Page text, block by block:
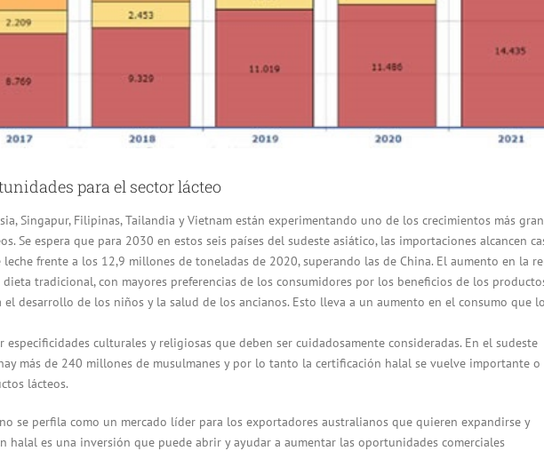
para el sector lácteo
Singapur, Filipinas, Tailandia y Vietnam están experimentando uno de los crecimientos más
Se espera que para 2030 en estos seis países del sudeste asiático, las importaciones alcancen
frente a los 12,9 millones de toneladas de 2020, superando las de China. El aumento en la
tradicional, con mayores preferencias de los consumidores por los beneficios de los
el desarrollo de los niños y la salud de los ancianos. Esto lleva a un aumento en el consumo que
especificidades culturales y religiosas que deben ser cuidadosamente consideradas. En el sudeste
más de 240 millones de musulmanes y por lo tanto la certificación halal se vuelve importante
lácteos.
se perfila como un mercado líder para los exportadores australianos que quieren expandirse y
halal es una inversión que puede abrir y ayudar a aumentar las oportunidades comerciales